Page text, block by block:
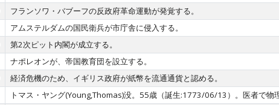
フランソワ・バブーフの反政府革命運動が発覚する。
アムステルダムの国民衛兵が市庁舎に侵入する。
第2次ピット内閣が成立する。
ナポレオンが、帝国教育団を設立する。
経済危機のため、イギリス政府が紙幣を流通通貨と認める。
トマス・ヤング(Young,Thomas)没。55歳（誕生:1773/06/13）。医者で物